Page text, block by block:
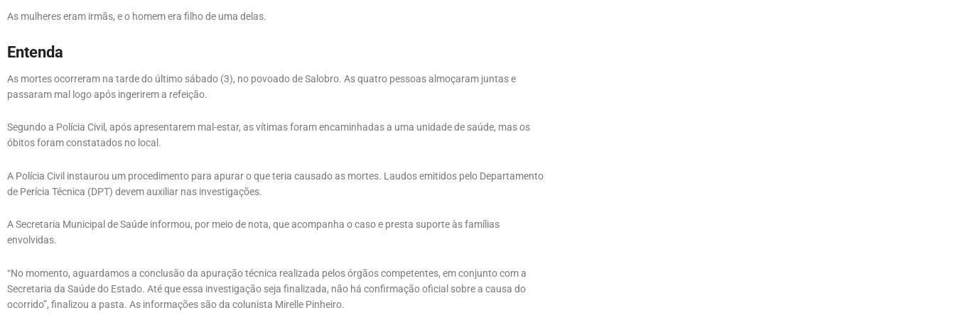
As mulheres eram irmãs, e o homem era filho de uma delas.
Entenda
As mortes ocorreram na tarde do último sábado (3), no povoado de Salobro. As quatro pessoas almoçaram juntas e
passaram mal logo após ingerirem a refeição.
Segundo a Polícia Civil, após apresentarem mal-estar, as vítimas foram encaminhadas a uma unidade de saúde, mas os
óbitos foram constatados no local.
A Polícia Civil instaurou um procedimento para apurar o que teria causado as mortes. Laudos emitidos pelo Departamento
de Perícia Técnica (DPT) devem auxiliar nas investigações.
A Secretaria Municipal de Saúde informou, por meio de nota, que acompanha o caso e presta suporte às famílias
envolvidas.
“No momento, aguardamos a conclusão da apuração técnica realizada pelos órgãos competentes, em conjunto com a
Secretaria da Saúde do Estado. Até que essa investigação seja finalizada, não há confirmação oficial sobre a causa do
ocorrido”, finalizou a pasta. As informações são da colunista Mirelle Pinheiro.